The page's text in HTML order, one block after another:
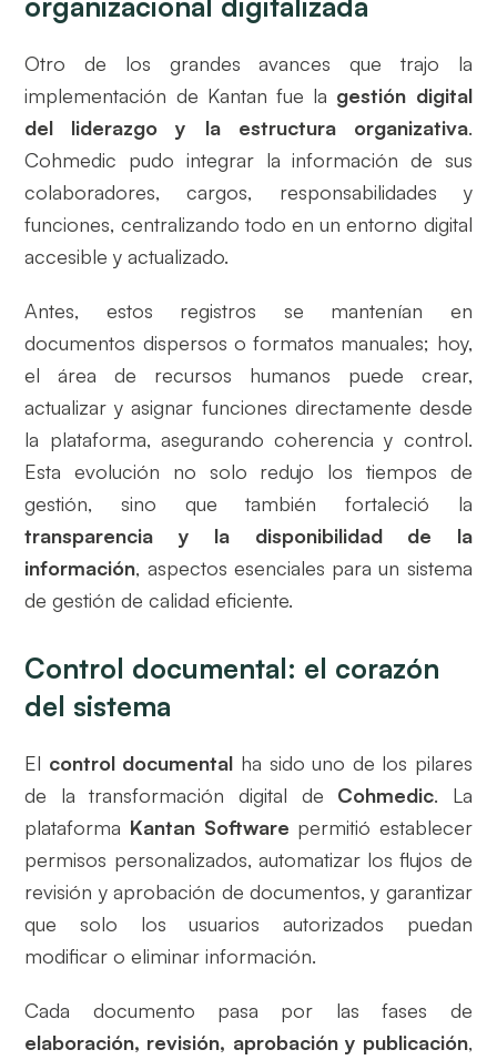
Otro de los grandes avances que trajo la
implementación de Kantan fue la gestión digital
del liderazgo y la estructura organizativa.
Cohmedic pudo integrar la información de sus
colaboradores, cargos, responsabilidades y
funciones, centralizando todo en un entorno digital
accesible y actualizado.
Antes, estos registros se mantenían en
documentos dispersos o formatos manuales; hoy,
el área de recursos humanos puede crear,
actualizar y asignar funciones directamente desde
la plataforma, asegurando coherencia y control.
Esta evolución no solo redujo los tiempos de
gestión, sino que también fortaleció la
transparencia y la disponibilidad de la
información, aspectos esenciales para un sistema
de gestión de calidad eficiente.
Control documental: el corazón
del sistema
El control documental ha sido uno de los pilares
de la transformación digital de Cohmedic. La
plataforma Kantan Software permitió establecer
permisos personalizados, automatizar los flujos de
revisión y aprobación de documentos, y garantizar
que solo los usuarios autorizados puedan
modificar o eliminar información.
Cada documento pasa por las fases de
elaboración, revisión, aprobación y publicación,